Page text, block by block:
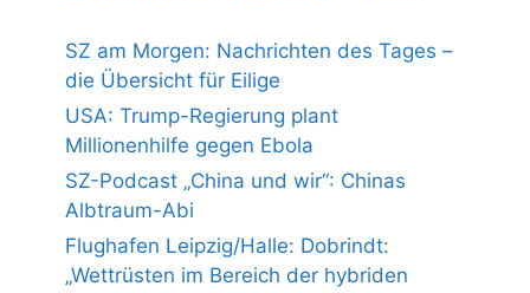
SZ am Morgen: Nachrichten des Tages –
die Übersicht für Eilige
USA: Trump-Regierung plant
Millionenhilfe gegen Ebola
SZ-Podcast „China und wir“: Chinas
Albtraum-Abi
Flughafen Leipzig/Halle: Dobrindt:
„Wettrüsten im Bereich der hybriden